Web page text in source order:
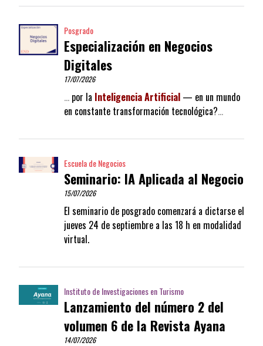
Posgrado
Especialización en Negocios
Digitales
17/07/2026
…por la InteligenciaArtificial— en un mundo
en constante transformación tecnológica?…
Escuela de Negocios
Seminario: IA Aplicada al Negocio
15/07/2026
El seminario de posgrado comenzará a dictarse el
jueves 24 de septiembre a las 18 h en modalidad
virtual.
Instituto de Investigaciones en Turismo
Lanzamiento del número 2 del
volumen 6 de la Revista Ayana
14/07/2026